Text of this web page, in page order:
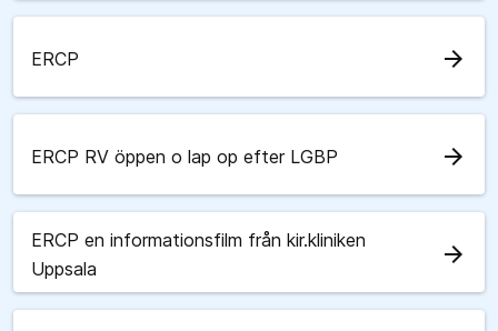
ERCP arrow_forward
ERCP RV öppen o lap op efter LGBP arrow_forward
ERCP en informationsfilm från kir.kliniken
Uppsala
arrow_forward